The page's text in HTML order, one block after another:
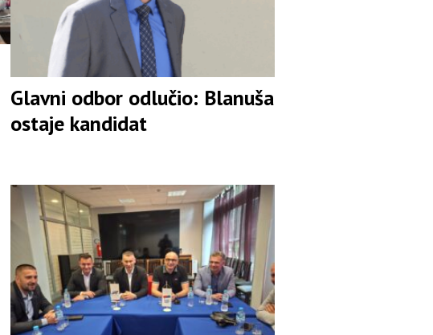
Glavni odbor odlučio: Blanuša
ostaje kandidat